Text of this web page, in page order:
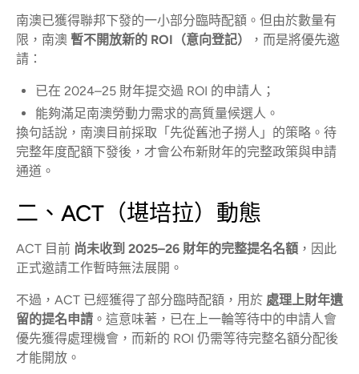
南澳已獲得聯邦下發的一小部分臨時配額。但由於數量有
限，南澳 暫不開放新的 ROI（意向登記）
，而是將優先邀
請：
已在 2024–25 財年提交過 ROI 的申請人；
能夠滿足南澳勞動力需求的高質量候選人。
換句話說，南澳目前採取「先從舊池子撈人」的策略。待
完整年度配額下發後，才會公布新財年的完整政策與申請
通道。
二、ACT（堪培拉）動態
ACT 目前 尚未收到 2025–26 財年的完整提名名額 ，因此
正式邀請工作暫時無法展開。
不過，ACT 已經獲得了部分臨時配額，用於 處理上財年遺
留的提名申請 。這意味著，已在上一輪等待中的申請人會
優先獲得處理機會，而新的 ROI 仍需等待完整名額分配後
才能開放。